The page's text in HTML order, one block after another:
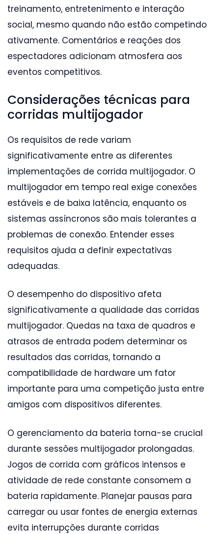
treinamento, entretenimento e interação
social, mesmo quando não estão competindo
ativamente. Comentários e reações dos
espectadores adicionam atmosfera aos
eventos competitivos.
Considerações técnicas para
corridas multijogador
Os requisitos de rede variam
significativamente entre as diferentes
implementações de corrida multijogador. O
multijogador em tempo real exige conexões
estáveis e de baixa latência, enquanto os
sistemas assíncronos são mais tolerantes a
problemas de conexão. Entender esses
requisitos ajuda a definir expectativas
adequadas.
O desempenho do dispositivo afeta
significativamente a qualidade das corridas
multijogador. Quedas na taxa de quadros e
atrasos de entrada podem determinar os
resultados das corridas, tornando a
compatibilidade de hardware um fator
importante para uma competição justa entre
amigos com dispositivos diferentes.
O gerenciamento da bateria torna-se crucial
durante sessões multijogador prolongadas.
Jogos de corrida com gráficos intensos e
atividade de rede constante consomem a
bateria rapidamente. Planejar pausas para
carregar ou usar fontes de energia externas
evita interrupções durante corridas